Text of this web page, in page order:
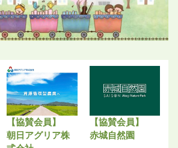
【協賛会員】
朝日アグリア株
【協賛会員】
赤城自然園